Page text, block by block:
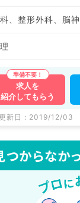
求人を
紹介してもらう
新日 : 2019/12/03